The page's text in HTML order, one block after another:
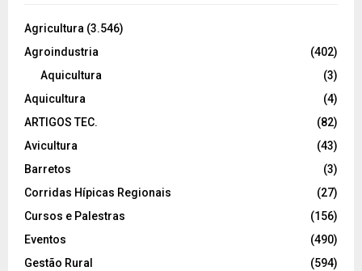
Agricultura (3.546)
Agroindustria
(402)
Aquicultura
(3)
Aquicultura
(4)
ARTIGOS TEC.
(82)
Avicultura
(43)
Barretos
(3)
Corridas Hípicas Regionais
(27)
Cursos e Palestras
(156)
Eventos
(490)
Gestão Rural
(594)